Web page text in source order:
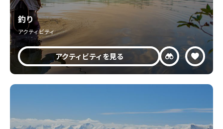
釣り
アクティビティ
アクティビティを見る